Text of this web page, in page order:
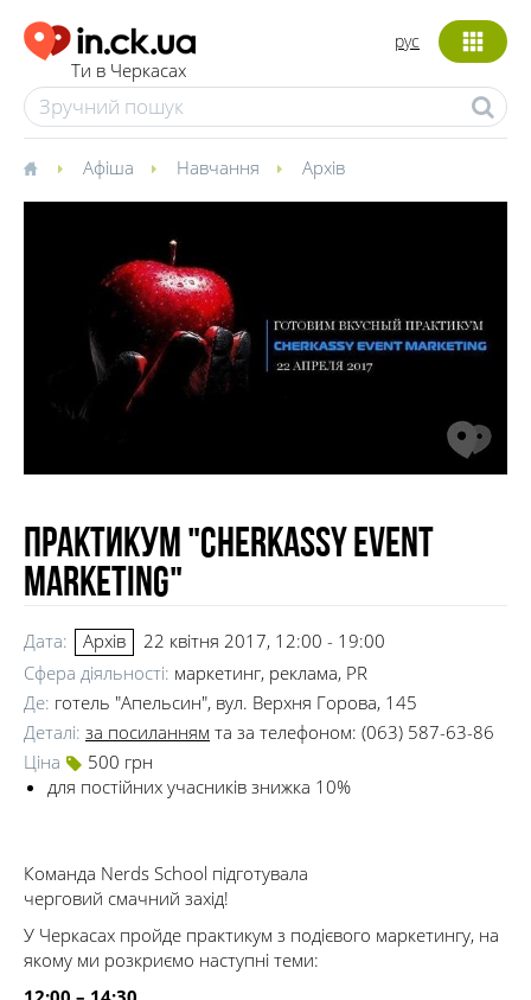
Ти в Черкасах
рус
Афіша Навчання Архів
Практикум "Cherkassy event
marketing"
Дата: Архів
22 квітня 2017, 12:00 - 19:00
Сфера діяльності: маркетинг, реклама, PR
Де: готель "Апельсин", вул. Верхня Горова, 145
Деталі: за посиланням та за телефоном: (063) 587-63-86
Ціна
500 грн
для постійних учасників знижка 10%
Команда Nerds School підготувала
черговий смачний захід!
У Черкасах пройде практикум з подієвого маркетингу, на
якому ми розкриємо наступні теми: